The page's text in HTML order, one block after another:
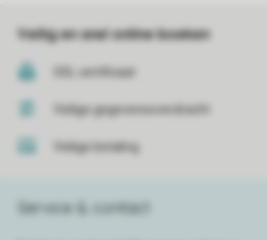
Veilig en snel online boeken
SSL certificaat
Veilige gegevensoverdracht
Veilige betaling
Service & contact